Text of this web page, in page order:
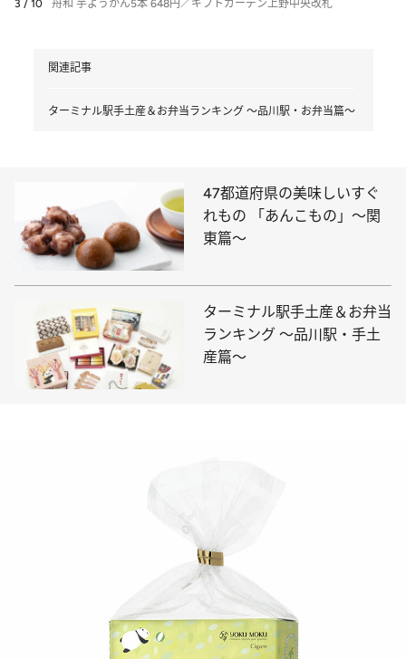
3 / 10 舟和 芋ようかん5本 648円／ギフトガーデン上野中央改札
関連記事
ターミナル駅手土産＆お弁当ランキング ～品川駅・お弁当篇～
47都道府県の美味しいすぐ
れもの 「あんこもの」～関
東篇～
ターミナル駅手土産＆お弁当
ランキング ～品川駅・手土
産篇～